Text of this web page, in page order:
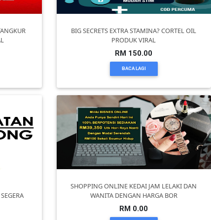
BIG SECRETS EXTRA STAMINA? CORTEL OIL
PRODUK VIRAL
RM 150.00
BACA LAGI
SHOPPING ONLINE KEDAI JAM LELAKI DAN
WANITA DENGAN HARGA BOR
RM 0.00